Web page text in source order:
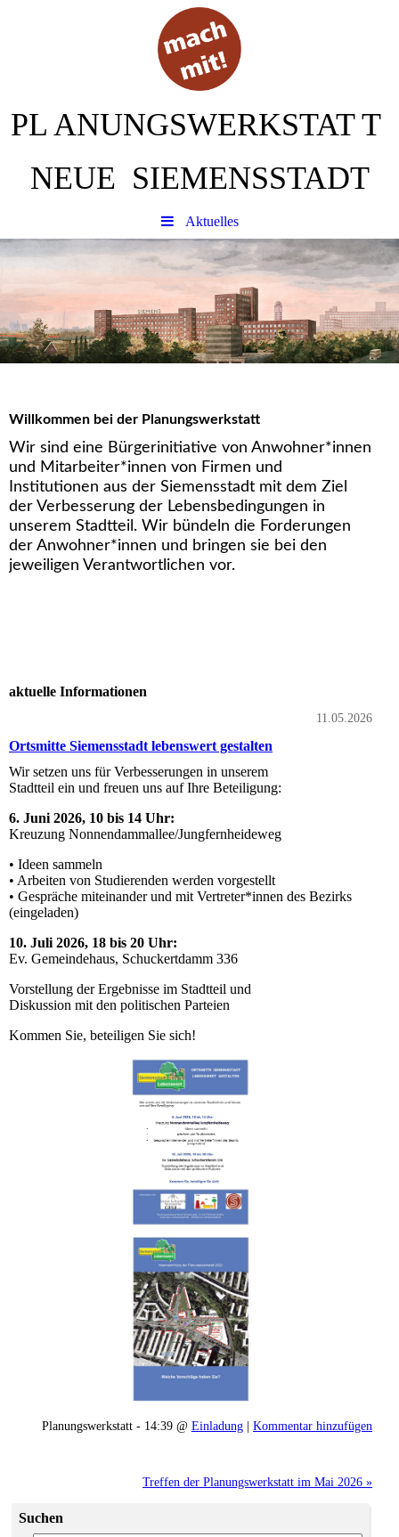
PL ANUNGSWERKSTAT T
NEUE SIEMENSSTADT
Aktuelles
Willkommen bei der Planungswerkstatt
Wir sind eine Bürgerinitiative von Anwohner*innen
und Mitarbeiter*innen von Firmen und
Institutionen aus der Siemensstadt mit dem Ziel
der Verbesserung der Lebensbedingungen in
unserem Stadtteil. Wir bündeln die Forderungen
der Anwohner*innen und bringen sie bei den
jeweiligen Verantwortlichen vor.
aktuelle Informationen
11.05.2026
Ortsmitte Siemensstadt lebenswert gestalten
Wir setzen uns für Verbesserungen in unserem
Stadtteil ein und freuen uns auf Ihre Beteiligung:
6. Juni 2026, 10 bis 14 Uhr:
Kreuzung Nonnendammallee/Jungfernheideweg
• Ideen sammeln
• Arbeiten von Studierenden werden vorgestellt
• Gespräche miteinander und mit Vertreter*innen des Bezirks
(eingeladen)
10. Juli 2026, 18 bis 20 Uhr:
Ev. Gemeindehaus, Schuckertdamm 336
Vorstellung der Ergebnisse im Stadtteil und
Diskussion mit den politischen Parteien
Kommen Sie, beteiligen Sie sich!
Planungswerkstatt - 14:39 @ Einladung | Kommentar hinzufügen
Treffen der Planungswerkstatt im Mai 2026 »
Suchen